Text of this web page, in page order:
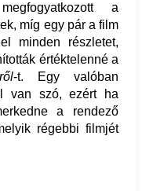
a
míg egy pár a film
minden részletet,
értéktelenné a
-t. Egy valóban
van szó, ezért ha
a rendező
régebbi filmjét